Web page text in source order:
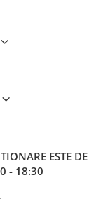
ESTE DE
- 18:30